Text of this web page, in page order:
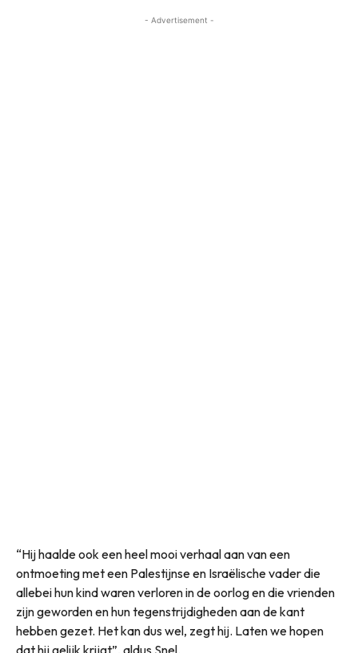
- Advertisement -
“Hij haalde ook een heel mooi verhaal aan van een
ontmoeting met een Palestijnse en Israëlische vader die
allebei hun kind waren verloren in de oorlog en die vrienden
zijn geworden en hun tegenstrijdigheden aan de kant
hebben gezet. Het kan dus wel, zegt hij. Laten we hopen